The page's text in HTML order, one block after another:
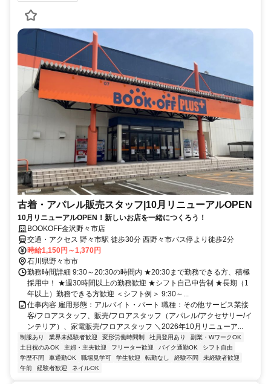
古着・アパレル販売スタッフ|10月リニューアルOPEN
10月リニューアルOPEN！新しいお店を一緒につくろう！
BOOKOFF金沢野々市店
交通・アクセス 野々市駅 徒歩30分 西野々市バス停より徒歩2分
時給1,150円～1,370円
石川県野々市市
勤務時間詳細 9:30～20:30の時間内 ★20:30まで勤務できる方、積極
採用中！ ★週30時間以上の勤務歓迎 ★シフト自己申告制 ★長期（1
年以上）勤務できる方歓迎 ＜シフト例＞ 9:30～...
仕事内容 雇用形態：アルバイト・パート 職種：その他サービス業接
客/フロアスタッフ、販売/フロアスタッフ（アパレル/アクセサリー/イ
ンテリア）、家電販売/フロアスタッフ ＼2026年10月リニューア...
制服あり 業界未経験者歓迎 変形労働時間制 社員登用あり
副業・WワークOK
土日祝のみOK
主婦・主夫歓迎 フリーター歓迎 バイク通勤OK
シフト自由
学歴不問
車通勤OK 職場見学可 学生歓迎 転勤なし 経験不問
未経験者歓迎
午前
経験者歓迎 ネイルOK